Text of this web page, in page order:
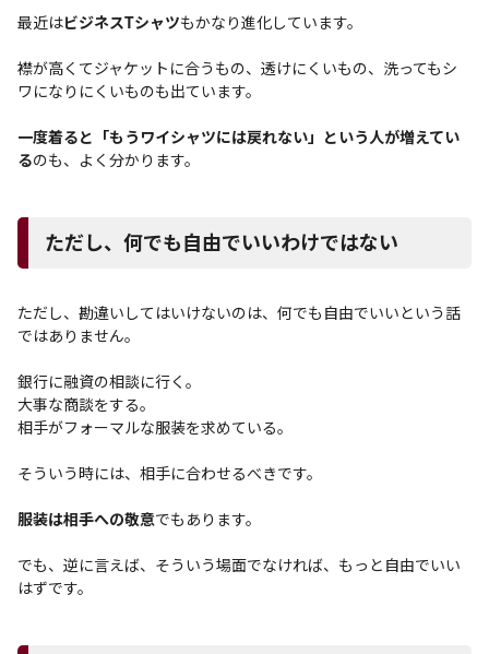
最近はビジネスTシャツもかなり進化しています。
襟が高くてジャケットに合うもの、透けにくいもの、洗ってもシ
ワになりにくいものも出ています。
一度着ると「もうワイシャツには戻れない」という人が増えてい
るのも、よく分かります。
ただし、何でも自由でいいわけではない
ただし、勘違いしてはいけないのは、何でも自由でいいという話
ではありません。
銀行に融資の相談に行く。
大事な商談をする。
相手がフォーマルな服装を求めている。
そういう時には、相手に合わせるべきです。
服装は相手への敬意でもあります。
でも、逆に言えば、そういう場面でなければ、もっと自由でいい
はずです。